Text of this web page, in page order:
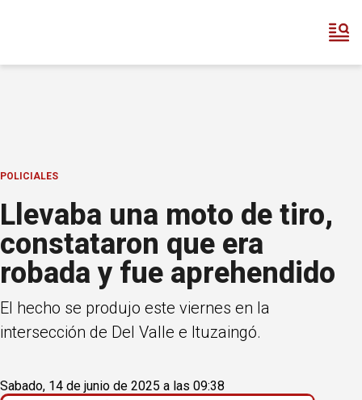
POLICIALES
Llevaba una moto de tiro,
constataron que era
robada y fue aprehendido
El hecho se produjo este viernes en la
intersección de Del Valle e Ituzaingó.
Sabado, 14 de junio de 2025 a las 09:38